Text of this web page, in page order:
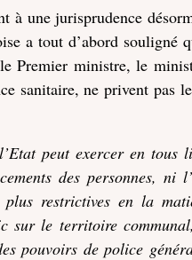
à une jurisprudence
a tout d’abord souligné
Premier ministre, le
sanitaire, ne privent pas
peut exercer en tous
des personnes, ni
plus restrictives en la
sur le territoire
pouvoirs de police